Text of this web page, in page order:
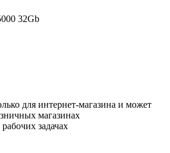
32Gb
для интернет-магазина и может
магазинах
задачах